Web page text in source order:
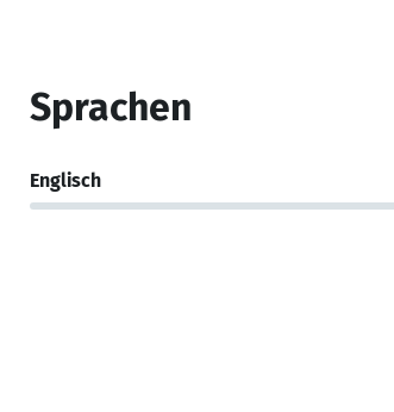
Sprachen
Englisch